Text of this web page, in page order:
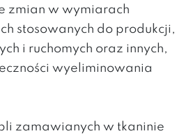
zmian w wymiarach
stosowanych do produkcji,
i ruchomych oraz innych,
wyeliminowania
zamawianych w tkaninie